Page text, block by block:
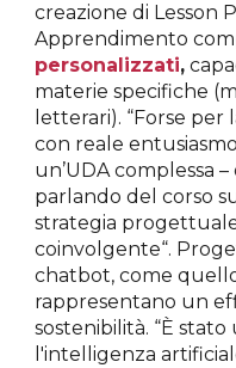
creazione di Lesson
Apprendimento
personalizzati,
materie specifiche
letterari). “Forse
con reale
un’UDA complessa
parlando del corso
strategia
coinvolgente“.
chatbot, come
rappresentano un
sostenibilità. “È
l'intelligenza